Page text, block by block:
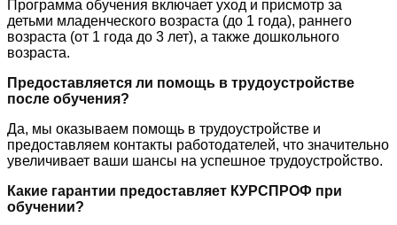
Программа обучения включает уход и присмотр за
детьми младенческого возраста (до 1 года), раннего
возраста (от 1 года до 3 лет), а также дошкольного
возраста.
Предоставляется ли помощь в трудоустройстве
после обучения?
Да, мы оказываем помощь в трудоустройстве и
предоставляем контакты работодателей, что значительно
увеличивает ваши шансы на успешное трудоустройство.
Какие гарантии предоставляет КУРСПРОФ при
обучении?